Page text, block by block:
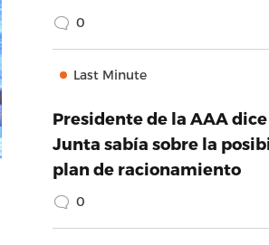
0
Last Minute
Presidente de la AAA
Junta sabía sobre la
plan de racionamiento
0